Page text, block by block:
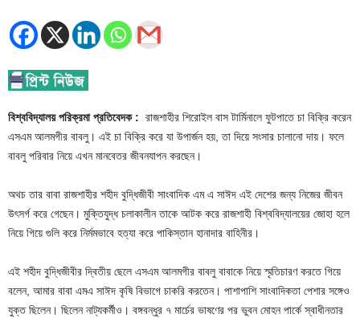
বিশ্ববিদ্যালয় পরিক্রমা প্রতিবেদক : রাজশাহীর শিরোইল বাস টার্মিনালে ফুটপাতে চা বিক্রি করেন
এসএম আলমগীর বাবলু। এই চা বিক্রি করে যা উপার্জন হয়, তা দিয়ে সংসার চালানো দায়। ফলে
বাবলু পরিবার নিয়ে এখন মানবেতর জীবনযাপন করছেন।
অথচ তার বাবা রাজশাহীর শহীদ বুদ্ধিজীবী সাংবাদিক এম এ সাঈদ এই দেশের জন্য নিজের জীবন
উৎসর্গ করে গেছেন। মুক্তিযুদ্ধ চলাকালীন তাকে আটক করে রাজশাহী বিশ্ববিদ্যালয়ের জোহা হলে
নিয়ে গিয়ে গুলি করে নির্মমভাবে হত্যা করে পাকিস্তান হানাদার বাহিনীর।
এই শহীদ বুদ্ধিজীবীর দ্বিতীয় ছেলে এসএম আলমগীর বাবলু বাবাকে নিয়ে স্মৃতিচারণ করতে গিয়ে
বলেন, আমার বাবা এমএ সাঈদ কৃষি বিভাগে চাকরি করতেন। পাশাপাশি সাংবাদিকতা পেশার সঙ্গেও
যুক্ত ছিলেন। ছিলেন নাট্যকর্মীও। বঙ্গবন্ধুর ৭ মার্চের ভাষণের পর ভুবন মোহন পার্কে স্বাধীনতার